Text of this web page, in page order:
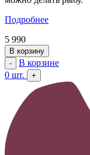
Подробнее
5 990
В корзину
-
В корзине
0 шт. +